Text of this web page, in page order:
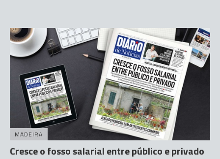
MADEIRA
Cresce o fosso salarial entre público e privado